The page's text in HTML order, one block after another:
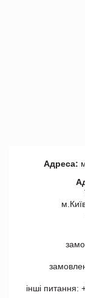
Адреса:
інші